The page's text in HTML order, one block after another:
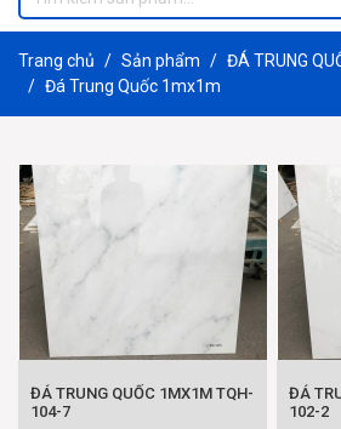
Trang chủ Sản phẩm
ĐÁ TRUNG
Đá Trung Quốc 1mx1m
ĐÁ TRUNG QUỐC 1MX1M TQH-
104-7
ĐÁ
102-2